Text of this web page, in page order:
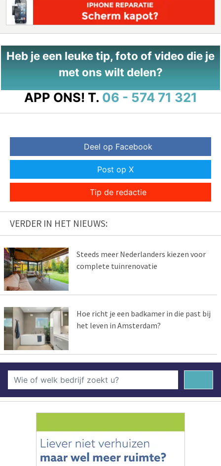
Heb je een leuke tip, foto of video die je
met ons wilt delen?
APP ONS! T. 06 - 574 71 321
Deel op Facebook
Post op X
Tip de redactie
VERDER IN HET NIEUWS:
Steeds meer Nederlanders kiezen voor
complete tuinrenovatie
Hoe richt je een badkamer in die past bij
het leven in Amsterdam?